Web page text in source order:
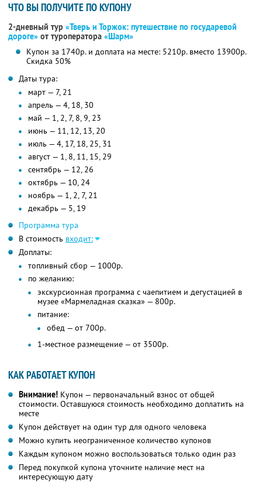
ЧТО ВЫ ПОЛУЧИТЕ ПО КУПОНУ
2-дневный тур «Тверь и Торжок: путешествие по государевой
дороге» от туроператора «Шарм»
Купон за 1740р. и доплата на месте: 5210р. вместо 13900р.
Скидка 50%
Даты тура:
март — 7, 21
апрель — 4, 18, 30
май — 1, 2, 7, 8, 9, 23
июнь — 11, 12, 13, 20
июль — 4, 17, 18, 25, 31
август — 1, 8, 11, 15, 29
сентябрь — 12, 26
октябрь — 10, 24
ноябрь — 1, 2, 7, 21
декабрь — 5, 19
Программа тура
В стоимость входит:
Доплаты:
топливный сбор — 1000р.
по желанию:
экскурсионная программа с чаепитием и дегустацией в
музее «Мармеладная сказка» — 800р.
питание:
обед — от 700р.
1-местное размещение — от 3500р.
КАК РАБОТАЕТ КУПОН
Внимание! Купон — первоначальный взнос от общей
стоимости. Оставшуюся стоимость необходимо доплатить на
месте
Купон действует на один тур для одного человека
Можно купить неограниченное количество купонов
Каждым купоном можно воспользоваться только один раз
Перед покупкой купона уточните наличие мест на
интересующую дату